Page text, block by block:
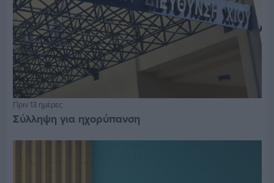
Πριν 13 ημέρες
Σύλληψη για ηχορύπανση